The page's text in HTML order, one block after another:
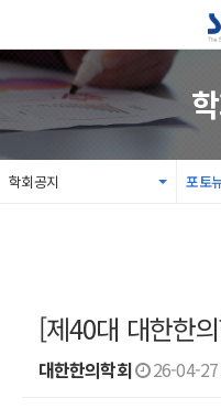
학회공지 포토
[제40대 대한한
대한한의학회 26-04-27